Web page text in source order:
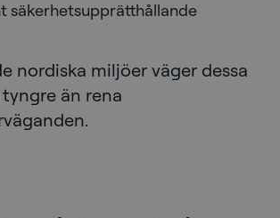
säkerhetsupprätthållande
nordiska miljöer väger dessa
än rena